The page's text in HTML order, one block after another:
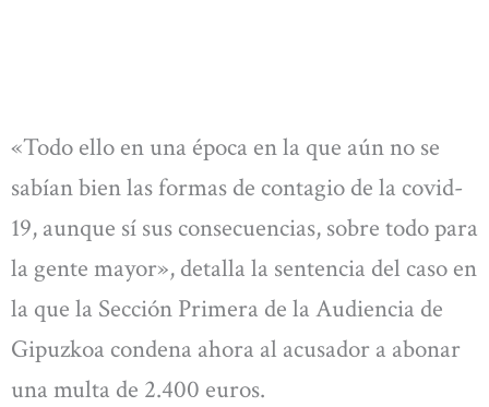
«Todo ello en una época en la que aún no se
sabían bien las formas de contagio de la covid-
19, aunque sí sus consecuencias, sobre todo para
la gente mayor», detalla la sentencia del caso en
la que la Sección Primera de la Audiencia de
Gipuzkoa condena ahora al acusador a abonar
una multa de 2.400 euros.